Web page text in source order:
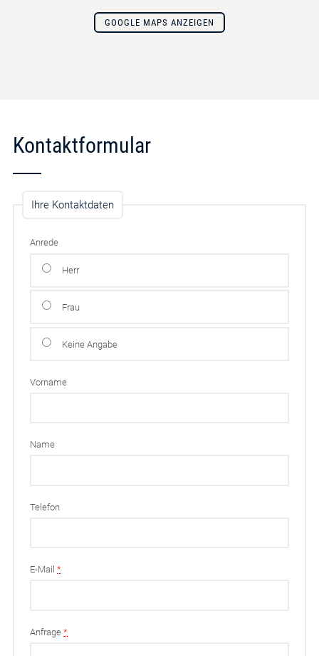
GOOGLE MAPS ANZEIGEN
Kontaktformular
Ihre Kontaktdaten
Anrede
Herr
Frau
Keine Angabe
Vorname
Name
Telefon
E-Mail*
Anfrage*